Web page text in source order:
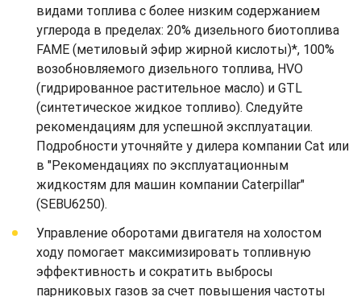
видами топлива с более низким содержанием
углерода в пределах: 20% дизельного биотоплива
FAME (метиловый эфир жирной кислоты)*, 100%
возобновляемого дизельного топлива, HVO
(гидрированное растительное масло) и GTL
(синтетическое жидкое топливо). Следуйте
рекомендациям для успешной эксплуатации.
Подробности уточняйте у дилера компании Cat или
в "Рекомендациях по эксплуатационным
жидкостям для машин компании Caterpillar"
(SEBU6250).
Управление оборотами двигателя на холостом
ходу помогает максимизировать топливную
эффективность и сократить выбросы
парниковых газов за счет повышения частоты